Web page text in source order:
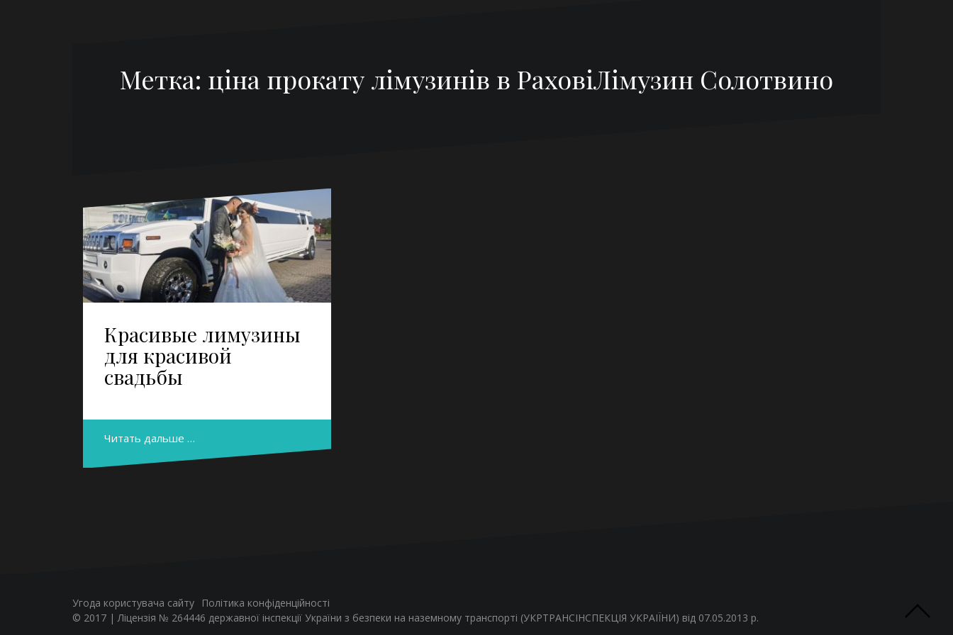
Метка: ціна прокату лімузинів в РаховіЛімузин Солотвино
Красивые лимузины
для красивой
свадьбы
Читать дальше …
Угода користувача сайту
Політика конфіденційності
© 2017 | Ліцензія № 264446 державної інспекції України з безпеки на наземному транспорті (УКРТРАНСІНСПЕКЦІЯ УКРАІЇНИ) від 07.05.2013 р.